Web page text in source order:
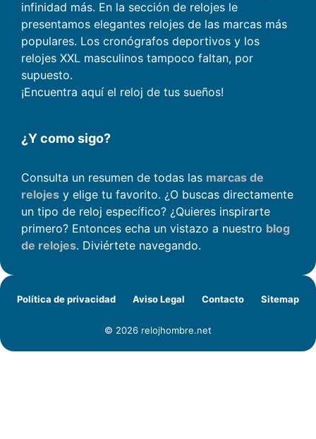
infinidad más. En la sección de relojes le
presentamos elegantes relojes de las marcas más
populares. Los cronógrafos deportivos y los
relojes XXL masculinos tampoco faltan, por
supuesto.
¡Encuentra aquí el reloj de tus sueños!
¿Y como sigo?
Consulta un resumen de todas las marcas de
relojes y elige tu favorito. ¿O buscas directamente
un tipo de reloj específico? ¿Quieres inspirarte
primero? Entonces echa un vistazo a nuestro blog
de relojes. Diviértete navegando.
Política de privacidad Aviso Legal Contacto Sitemap
© 2026 relojhombre.net